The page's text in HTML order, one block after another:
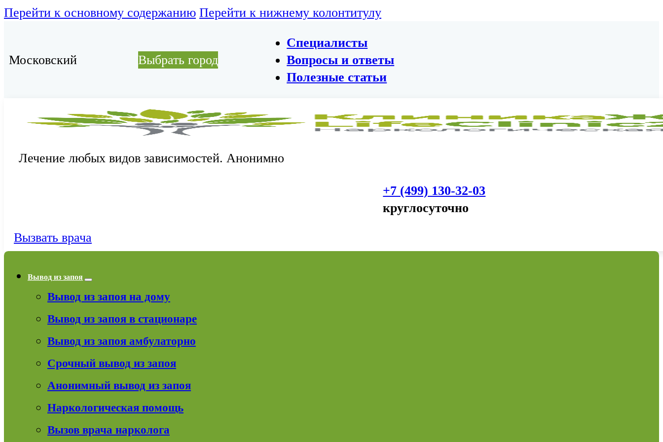
Перейти к основному содержанию Перейти к нижнему колонтитулу
Московский Выбрать город
Специалисты
Вопросы и ответы
Полезные статьи
Лечение любых видов зависимостей. Анонимно
+7 (499) 130-32-03
круглосуточно
Вызвать врача
Вывод из запоя
Вывод из запоя на дому
Вывод из запоя в стационаре
Вывод из запоя амбулаторно
Срочный вывод из запоя
Анонимный вывод из запоя
Наркологическая помощь
Вызов врача нарколога